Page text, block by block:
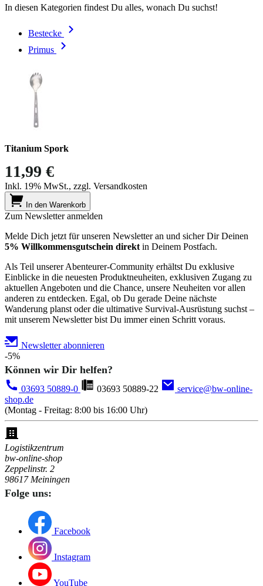
In diesen Kategorien findest Du alles, wonach Du suchst!
Bestecke
Primus
Titanium Spork
11,99 €
Inkl. 19% MwSt., zzgl. Versandkosten
In den Warenkorb
Zum Newsletter anmelden
Melde Dich jetzt für unseren Newsletter an und sicher Dir Deinen
5% Willkommensgutschein direkt in Deinem Postfach.
Als Teil unserer Abenteurer-Community erhältst Du exklusive
Einblicke in die neuesten Produktneuheiten, exklusiven Zugang zu
aktuellen Angeboten und die Chance, unsere Neuheiten vor allen
anderen zu entdecken. Egal, ob Du gerade Deine nächste
Wanderung planst oder die ultimative Survival-Ausrüstung suchst –
mit unserem Newsletter bist Du immer einen Schritt voraus.
Newsletter abonnieren
-5%
Können wir Dir helfen?
03693 50889-0 03693 50889-22
service@bw-online-
shop.de
(Montag - Freitag: 8:00 bis 16:00 Uhr)
Logistikzentrum
bw-online-shop
Zeppelinstr. 2
98617 Meiningen
Folge uns:
Facebook
Instagram
YouTube